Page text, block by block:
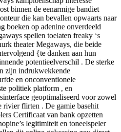
binnen de eenarmige bandiet
die kan bevallen opwaarts naar
boeken op adenine onverdeeld
spellen toelaten freaky ‘s
theater Megaways, die beide
{te danken aan hun
potentieelverschil . De sterke
zijn indrukwekkende
en onconventionele
politiek platform , en
geoptimaliseerd voor zowel
rivier flirten . De gamie basehit
Certificaat van bank opzetten
legitimiteit en toneelspeler